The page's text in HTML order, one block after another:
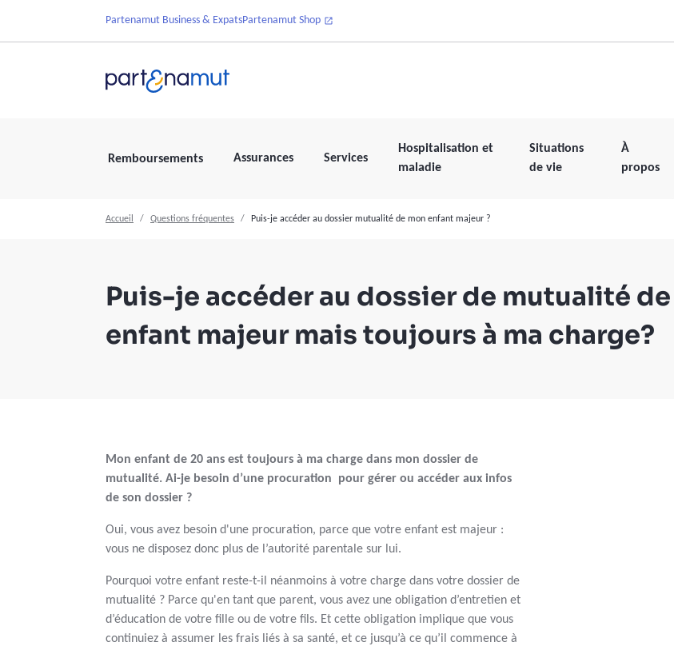
Partenamut Business & ExpatsPartenamut Shop
Remboursements Assurances Services
Hospitalisation et
maladie
Situations
de vie
À
propos
Accueil Questions fréquentes Puis-je accéder au dossier mutualité de mon enfant majeur ?
Puis-je accéder au dossier de mutualité
enfant majeur mais toujours à ma charge?
Mon enfant de 20 ans est toujours à ma charge dans mon dossier de
mutualité. Ai-je besoin d’une procuration pour gérer ou accéder aux infos
de son dossier ?
Oui, vous avez besoin d'une procuration, parce que votre enfant est majeur :
vous ne disposez donc plus de l’autorité parentale sur lui.
Pourquoi votre enfant reste-t-il néanmoins à votre charge dans votre dossier de
mutualité ? Parce qu'en tant que parent, vous avez une obligation d’entretien et
d’éducation de votre fille ou de votre fils. Et cette obligation implique que vous
continuiez à assumer les frais liés à sa santé, et ce jusqu’à ce qu’il commence à